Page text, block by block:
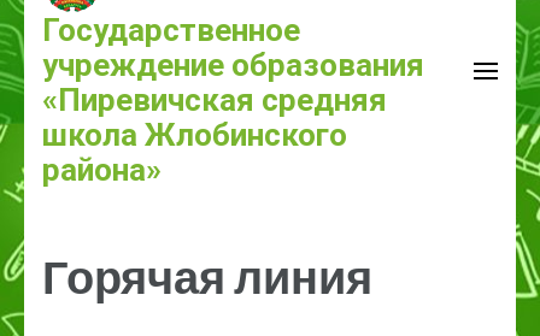
содержимому
(нажмите
Enter)
Государственное
учреждение образования
«Пиревичская средняя
школа Жлобинского
района»
Горячая линия